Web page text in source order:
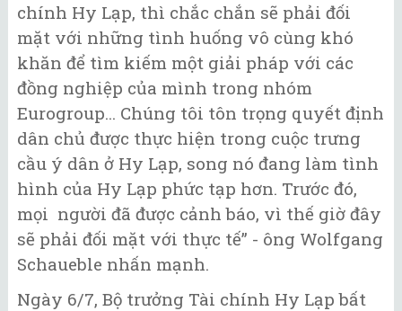
chính Hy Lạp, thì chắc chắn sẽ phải đối
mặt với những tình huống vô cùng khó
khăn để tìm kiếm một giải pháp với các
đồng nghiệp của mình trong nhóm
Eurogroup... Chúng tôi tôn trọng quyết định
dân chủ được thực hiện trong cuộc trưng
cầu ý dân ở Hy Lạp, song nó đang làm tình
hình của Hy Lạp phức tạp hơn. Trước đó,
mọi người đã được cảnh báo, vì thế giờ đây
sẽ phải đối mặt với thực tế” - ông Wolfgang
Schaueble nhấn mạnh.
Ngày 6/7, Bộ trưởng Tài chính Hy Lạp bất